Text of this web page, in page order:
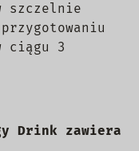
szczelnie
ciągu 3
Drink zawiera